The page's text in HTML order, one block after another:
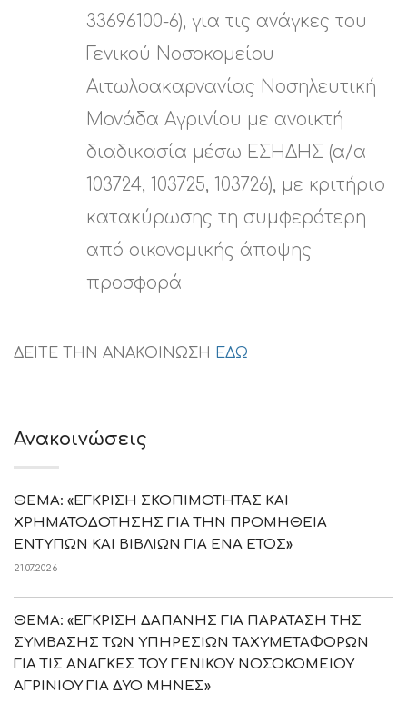
33696100-6), για τις ανάγκες του
Γενικού Νοσοκομείου
Αιτωλοακαρνανίας Νοσηλευτική
Μονάδα Αγρινίου με ανοικτή
διαδικασία μέσω ΕΣΗΔΗΣ (α/α
103724, 103725, 103726), με κριτήριο
κατακύρωσης τη συμφερότερη
από οικονομικής άποψης
προσφορά
ΔΕΙΤΕ ΤΗΝ ΑΝΑΚΟΙΝΩΣΗ ΕΔΩ
Ανακοινώσεις
ΘΕΜΑ: «ΕΓΚΡΙΣΗ ΣΚΟΠΙΜΟΤΗΤΑΣ ΚΑΙ
ΧΡΗΜΑΤΟΔΟΤΗΣΗΣ ΓΙΑ ΤΗΝ ΠΡΟΜΗΘΕΙΑ
ΕΝΤΥΠΩΝ ΚΑΙ ΒΙΒΛΙΩΝ ΓΙΑ ΕΝΑ ΕΤΟΣ»
21.07.2026
ΘΕΜΑ: «ΕΓΚΡΙΣΗ ΔΑΠΑΝΗΣ ΓΙΑ ΠΑΡΑΤΑΣΗ ΤΗΣ
ΣΥΜΒΑΣΗΣ ΤΩΝ ΥΠΗΡΕΣΙΩΝ ΤΑΧΥΜΕΤΑΦΟΡΩΝ
ΓΙΑ ΤΙΣ ΑΝΑΓΚΕΣ ΤΟΥ ΓΕΝΙΚΟΥ ΝΟΣΟΚΟΜΕΙΟΥ
ΑΓΡΙΝΙΟΥ ΓΙΑ ΔΥΟ ΜΗΝΕΣ»